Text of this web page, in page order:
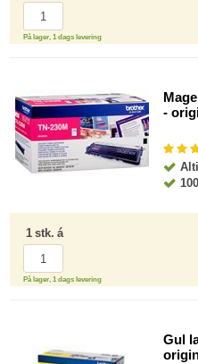
På lager, 1 dags levering
-
1 stk. á
På lager, 1 dags levering
Gul